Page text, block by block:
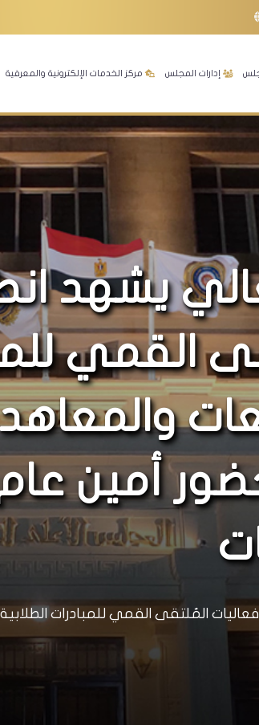
إدارات المجلس مركز الخدمات الإلكترونية والمعرفية
يشهد
القمي
أمين
فعاليات المُلتقى القمي للمبادرات